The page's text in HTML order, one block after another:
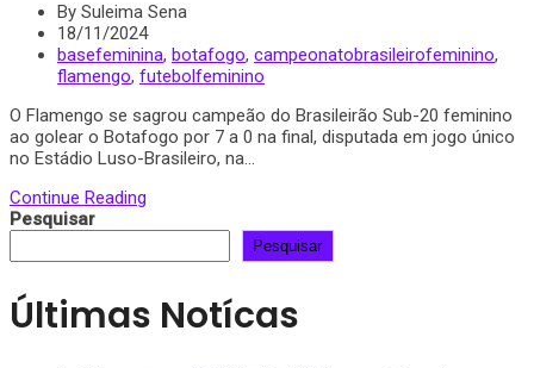
By Suleima Sena
18/11/2024
basefeminina, botafogo, campeonatobrasileirofeminino,
flamengo, futebolfeminino
O Flamengo se sagrou campeão do Brasileirão Sub-20 feminino
ao golear o Botafogo por 7 a 0 na final, disputada em jogo único
no Estádio Luso-Brasileiro, na...
Continue Reading
Pesquisar
Pesquisar
Últimas Notícas